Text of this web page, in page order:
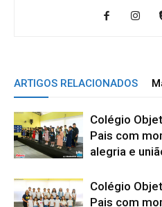
ARTIGOS RELACIONADOS
Colégio
Pais com
alegria e
Colégio
Pais com